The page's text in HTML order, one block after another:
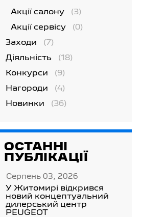
Акції салону (3)
Акції сервісу (0)
Заходи (7)
Діяльність (18)
Конкурси (9)
Нагороди (4)
Новинки (36)
ОСТАННІ
ПУБЛІКАЦІЇ
Серпень 03, 2026
У Житомирі відкрився
новий концептуальний
дилерський центр
PEUGEOT